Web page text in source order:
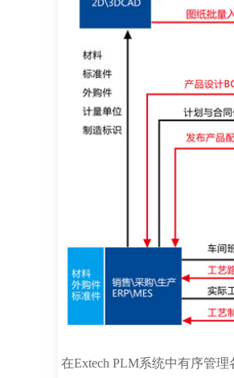
在Extech PLM系统中有序管